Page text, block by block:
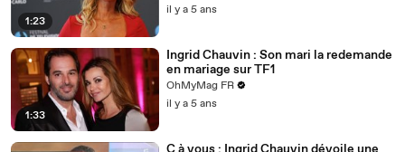
1:23
il y a 5 ans
1:33
Ingrid Chauvin : Son mari la redemande
en mariage sur TF1
OhMyMag FR
il y a 5 ans